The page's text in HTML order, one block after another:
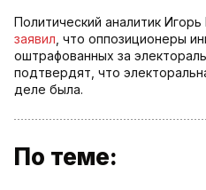
Политический аналитик
заявил , что оппозиционеры
оштрафованных за
подтвердят, что
деле была.
По теме: